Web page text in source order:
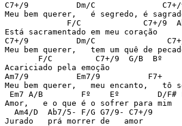
C7+/9          Dm/C              C7+/
Meu bem querer,   é segredo, é
F/C             C7+/9
Está sacramentado em meu coração
C7+/9          Dm/C
Meu bem querer,   tem um quê de
       F/C         C7+/9  G/B  Bº
Acariciado pela emoção
Am7/9          Em7/9          F7+
Meu bem querer,   meu encanto,   tô
Em7 A/B        Fº    Eº        D/F#
Amor,   e o que é o sofrer para mim
  Am4/D  Ab7/5- F/G G7/9- C7+/9
Jurado   prá morrer de   amor